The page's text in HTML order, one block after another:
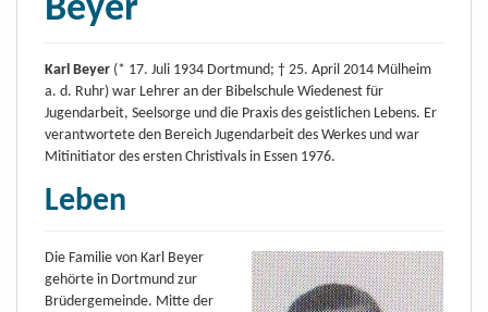
Beyer
Karl Beyer (* 17. Juli 1934 Dortmund; † 25. April 2014 Mülheim
a. d. Ruhr) war Lehrer an der Bibelschule Wiedenest für
Jugendarbeit, Seelsorge und die Praxis des geistlichen Lebens. Er
verantwortete den Bereich Jugendarbeit des Werkes und war
Mitinitiator des ersten Christivals in Essen 1976.
Leben
Die Familie von Karl Beyer
gehörte in Dortmund zur
Brüdergemeinde. Mitte der